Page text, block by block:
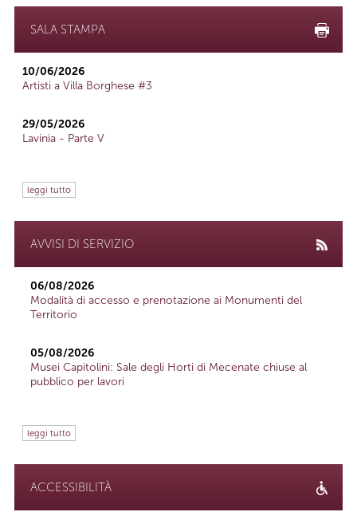
SALA STAMPA
10/06/2026
Artisti a Villa Borghese #3
29/05/2026
Lavinia - Parte V
leggi tutto
AVVISI DI SERVIZIO
06/08/2026
Modalità di accesso e prenotazione ai Monumenti del
Territorio
05/08/2026
Musei Capitolini: Sale degli Horti di Mecenate chiuse al
pubblico per lavori
leggi tutto
ACCESSIBILITÀ